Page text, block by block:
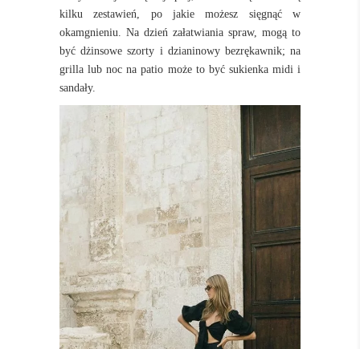
kilku zestawień, po jakie możesz sięgnąć w
okamgnieniu. Na dzień załatwiania spraw, mogą to
być dżinsowe szorty i dzianinowy bezrękawnik; na
grilla lub noc na patio może to być sukienka midi i
sandały.